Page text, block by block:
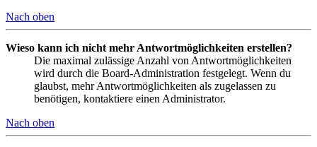
Nach oben
Wieso kann ich nicht mehr Antwortmöglichkeiten erstellen?
Die maximal zulässige Anzahl von Antwortmöglichkeiten
wird durch die Board-Administration festgelegt. Wenn du
glaubst, mehr Antwortmöglichkeiten als zugelassen zu
benötigen, kontaktiere einen Administrator.
Nach oben